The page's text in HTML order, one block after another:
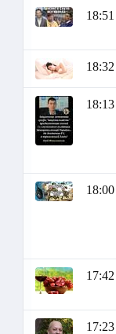
18:51
18:32
18:13
18:00
17:42
17:23